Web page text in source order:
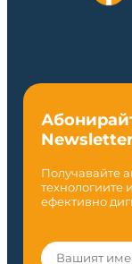
Получавайте
технологиите
ефективно